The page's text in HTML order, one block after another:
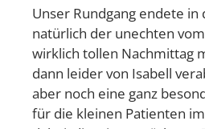
Unser Rundgang endete
natürlich der unechten
wirklich tollen Nachmittag
dann leider von Isabell
aber noch eine ganz
für die kleinen Patienten